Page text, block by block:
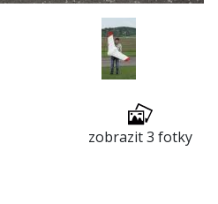
zobrazit 3 fotky